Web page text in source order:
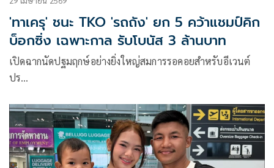
'ทาเครุ' ชนะ TKO 'รถถัง' ยก 5 คว้าแชมป์คิก
บ็อกซิ่ง เฉพาะกาล รับโบนัส 3 ล้านบาท
เปิดฉากนัดปฐมฤกษ์อย่างยิ่งใหญ่สมการรอคอยสำหรับอีเวนต์
ปร…